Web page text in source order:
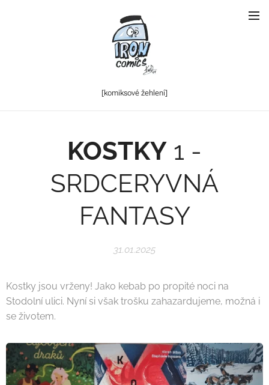
[komiksové žehlení]
KOSTKY 1 -
SRDCERYVNÁ
FANTASY
31.01.2025
Kostky jsou vrženy! Jako kebab po propité noci na
Stodolní ulici. Nyní si však trošku zahazardujeme, možná i
se životem.